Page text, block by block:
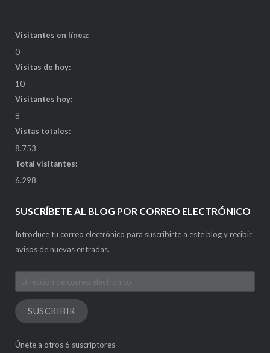
Visitantes en línea:
0
Visitas de hoy:
10
Visitantes hoy:
8
Vistas totales:
8.753
Total visitantes:
6.298
SUSCRÍBETE AL BLOG POR CORREO ELECTRÓNICO
Introduce tu correo electrónico para suscribirte a este blog y recibir
avisos de nuevas entradas.
Dirección
de
correo
electrónico
SUSCRIBIR
Únete a otros 6 suscriptores